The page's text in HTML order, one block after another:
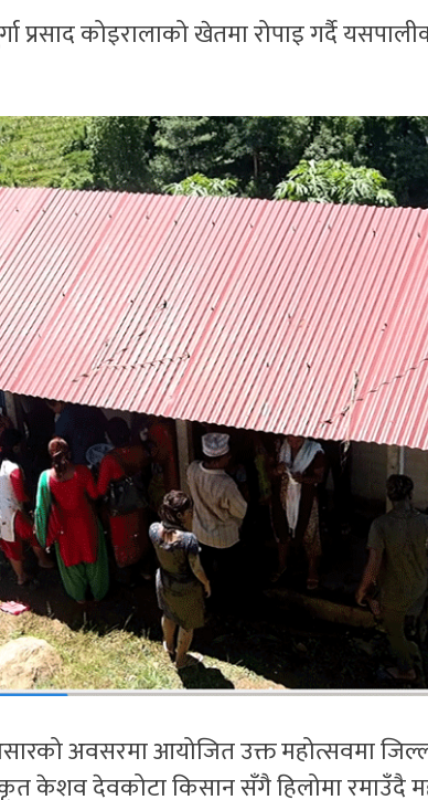
प्रसाद कोइरालाको खेतमा रोपाइ गर्दै
अवसरमा आयोजित उक्त महोत्सवमा
केशव देवकोटा किसान सँगै हिलोमा रमाउँदै